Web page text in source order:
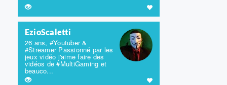
EzioScaletti
26 ans, #Youtuber &
#Streamer Passionné par les
jeux vidéo j'aime faire des
vidéos de #MultiGaming et
beauco...